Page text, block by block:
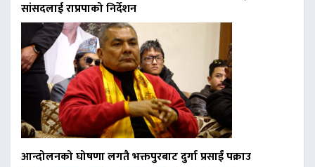
सांसदलाई राप्रपाको निर्देशन
आन्दोलनको घोषणा लगतै भक्तपुरबाट दुर्गा प्रसाईं पक्राउ